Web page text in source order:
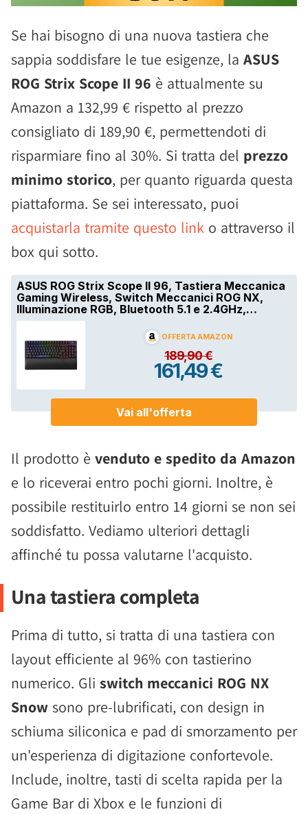
Se hai bisogno di una nuova tastiera che
sappia soddisfare le tue esigenze, la ASUS
ROG Strix Scope II 96 è attualmente su
Amazon a 132,99 € rispetto al prezzo
consigliato di 189,90 €, permettendoti di
risparmiare fino al 30%. Si tratta del prezzo
minimo storico, per quanto riguarda questa
piattaforma. Se sei interessato, puoi
acquistarla tramite questo link o attraverso il
box qui sotto.
Il prodotto è venduto e spedito da Amazon
e lo riceverai entro pochi giorni. Inoltre, è
possibile restituirlo entro 14 giorni se non sei
soddisfatto. Vediamo ulteriori dettagli
affinché tu possa valutarne l'acquisto.
Una tastiera completa
Prima di tutto, si tratta di una tastiera con
layout efficiente al 96% con tastierino
numerico. Gli switch meccanici ROG NX
Snow sono pre-lubrificati, con design in
schiuma siliconica e pad di smorzamento per
un'esperienza di digitazione confortevole.
Include, inoltre, tasti di scelta rapida per la
Game Bar di Xbox e le funzioni di